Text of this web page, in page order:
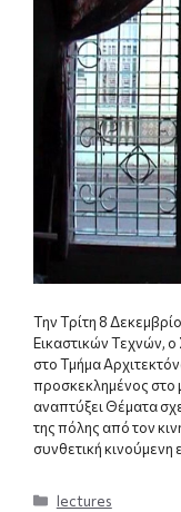
Την Τρίτη 8
Εικαστικών Τεχνών,
στο Τμήμα
προσκεκλημένος στο
αναπτύξει Θέματα
της πόλης από τον
συνθετική κινούμενη
Categories
lectures